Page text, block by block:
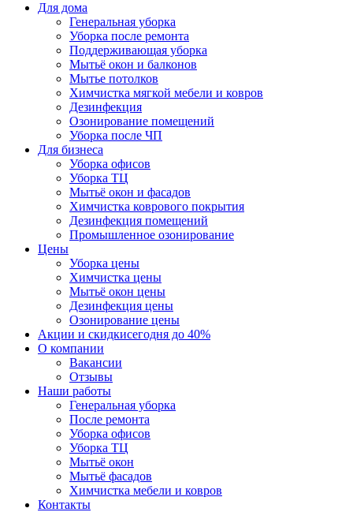
Для дома
Генеральная уборка
Уборка после ремонта
Поддерживающая уборка
Мытьё окон и балконов
Мытье потолков
Химчистка мягкой мебели и ковров
Дезинфекция
Озонирование помещений
Уборка после ЧП
Для бизнеса
Уборка офисов
Уборка ТЦ
Мытьё окон и фасадов
Химчистка коврового покрытия
Дезинфекция помещений
Промышленное озонирование
Цены
Уборка цены
Химчистка цены
Мытьё окон цены
Дезинфекция цены
Озонирование цены
Акции и скидкисегодня до 40%
О компании
Вакансии
Отзывы
Наши работы
Генеральная уборка
После ремонта
Уборка офисов
Уборка ТЦ
Мытьё окон
Мытьё фасадов
Химчистка мебели и ковров
Контакты